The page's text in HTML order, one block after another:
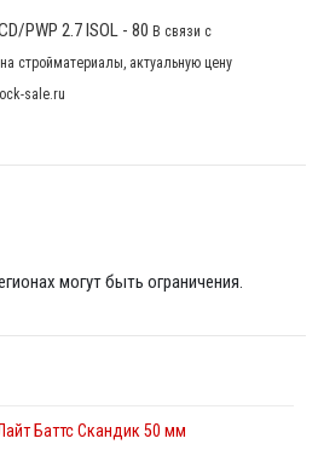
PWP 2.7 ISOL - 80 В связи с
стройматериалы, актуальную цену
sale.ru
могут быть ограничения.